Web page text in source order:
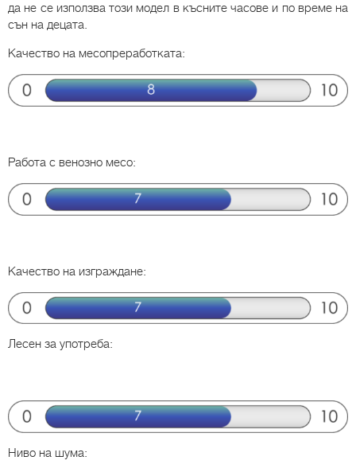
да не се използва този модел в късните часове и по време на
сън на децата.
Качество на месопреработката:
Работа с венозно месо:
Качество на изграждане:
Лесен за употреба:
Ниво на шума: